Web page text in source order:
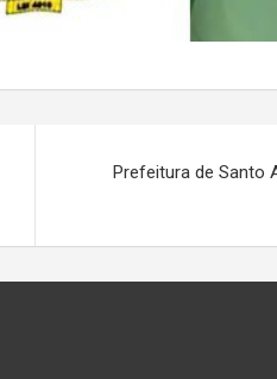
Prefeitura de Santo